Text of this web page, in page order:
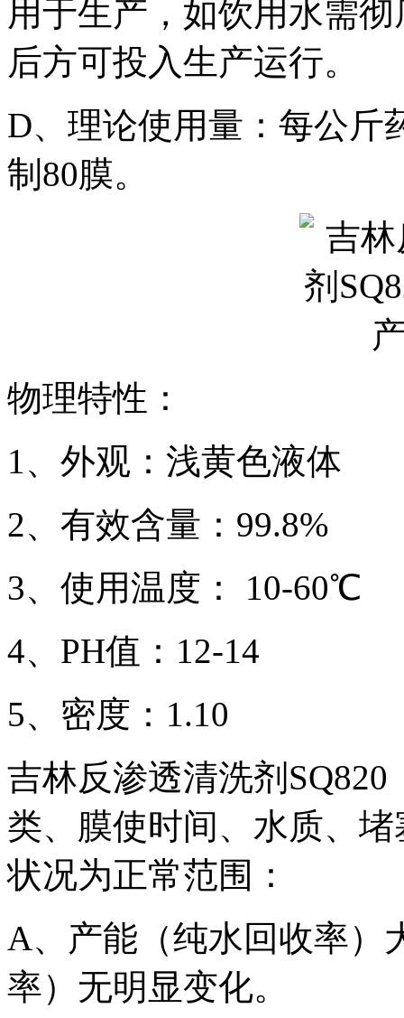
用于生产，如饮用水需
后方可投入生产运行。
D、理论使用量：每公斤
制80膜。
物理特性：
1、外观：浅黄色液体
2、有效含量：99.8%
3、使用温度： 10-60℃
4、PH值：12-14
5、密度：1.10
吉林反渗透清洗剂
类、膜使时间、水质、
状况为正常范围：
A、产能（纯水回收率）
率）无明显变化。